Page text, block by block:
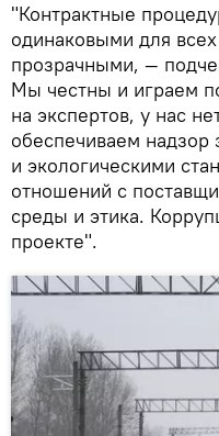
"Контрактные
одинаковыми для
прозрачными, —
Мы честны и играем
на экспертов, у нас
обеспечиваем надзор
и экологическими
отношений с
среды и этика.
проекте".